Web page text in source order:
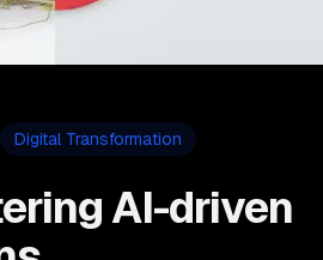
Digital Transformation
AI-driven